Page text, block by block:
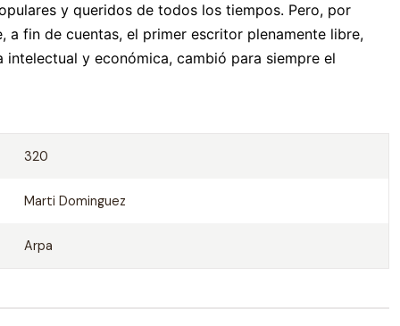
y queridos de todos los tiempos. Pero, por
a fin de cuentas, el primer escritor plenamente libre,
intelectual y económica, cambió para siempre el
320
Marti Dominguez
Arpa